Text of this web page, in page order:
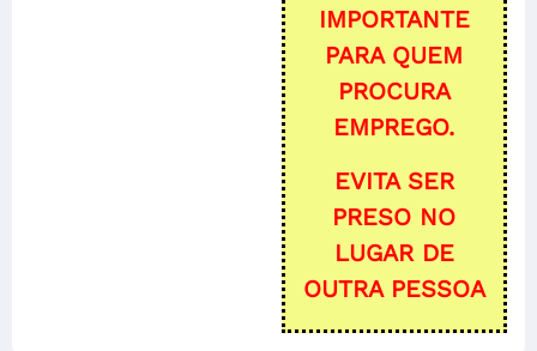
IMPORTANTE
PARA QUEM
PROCURA
EMPREGO.
EVITA SER
PRESO NO
LUGAR DE
OUTRA PESSOA